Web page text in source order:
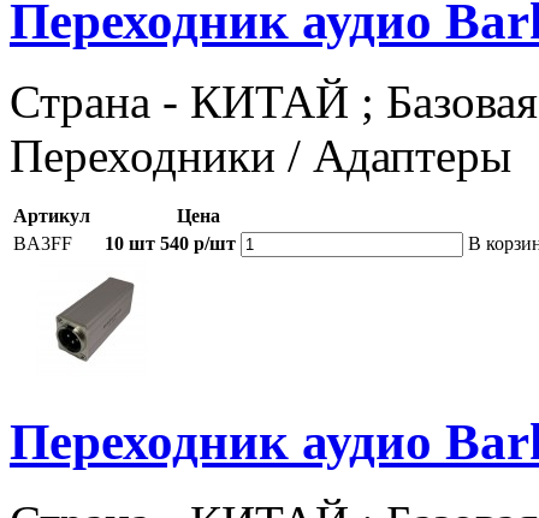
Переходник аудио
Страна - КИТАЙ ;
Переходники / Адаптеры
Артикул
Цена
BA3FF
10 шт 540 р/шт В
Переходник аудио